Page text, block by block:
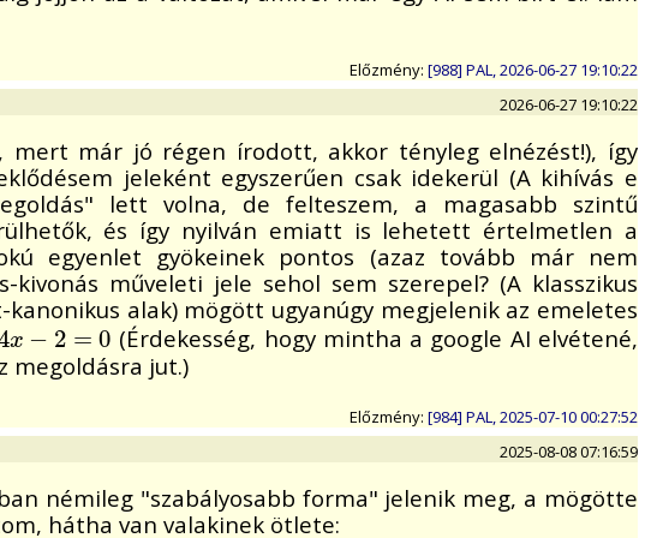
Előzmény: [988] PAL, 2026-06-27 19:10:22
2026-06-27 19:10:22
már jó régen írodott, akkor tényleg elnézést!), így
jeleként egyszerűen csak idekerül (A kihívás e
lett volna, de felteszem, a magasabb szintű
és így nyilván emiatt is lehetett értelmetlen a
egyenlet gyökeinek pontos (azaz tovább már nem
műveleti jele sehol sem szerepel? (A klasszikus
alak) mögött ugyanúgy megjelenik az emeletes
x − 2 = 0
−2=0
(Érdekesség, hogy mintha a google AI elvétené,
megoldásra jut.)
Előzmény: [984] PAL, 2025-07-10 00:27:52
2025-08-08 07:16:59
némileg "szabályosabb forma" jelenik meg, a mögötte
hátha van valakinek ötlete: